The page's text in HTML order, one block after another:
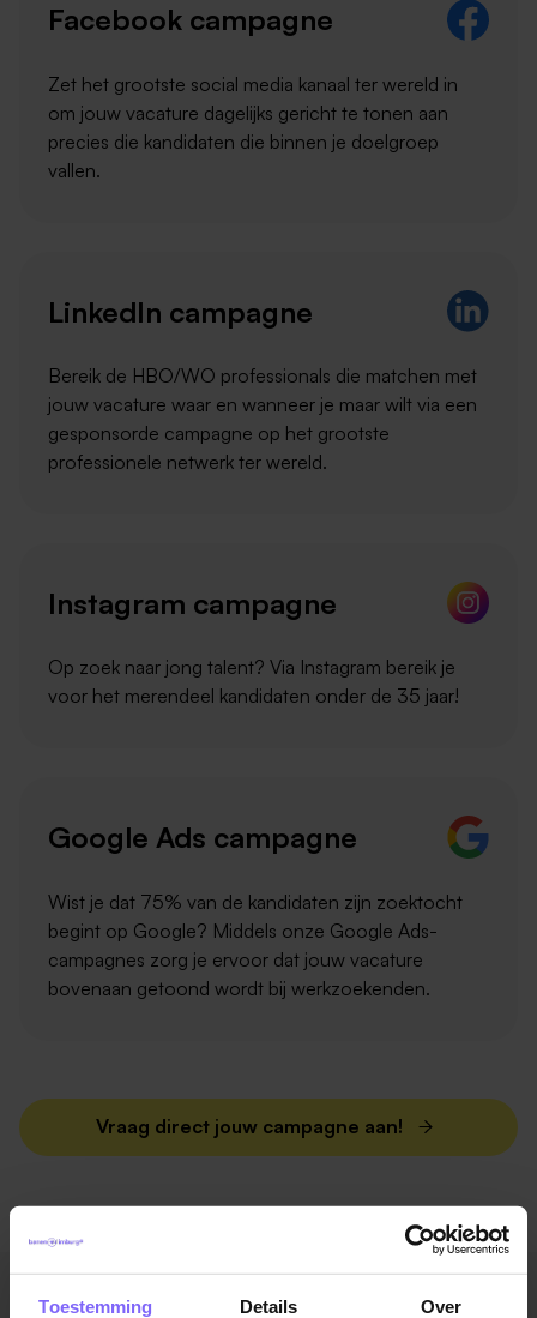
Toestemming Details Over
Facebook campagne
Zet het grootste social media kanaal ter wereld in
om jouw vacature dagelijks gericht te tonen aan
precies die kandidaten die binnen je doelgroep
vallen.
LinkedIn campagne
Bereik de HBO/WO professionals die matchen met
jouw vacature waar en wanneer je maar wilt via een
gesponsorde campagne op het grootste
professionele netwerk ter wereld.
Instagram campagne
Op zoek naar jong talent? Via Instagram bereik je
voor het merendeel kandidaten onder de 35 jaar!
Google Ads campagne
Wist je dat 75% van de kandidaten zijn zoektocht
begint op Google? Middels onze Google Ads-
campagnes zorg je ervoor dat jouw vacature
bovenaan getoond wordt bij werkzoekenden.
Vraag direct jouw campagne aan!